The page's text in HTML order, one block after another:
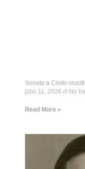
Soneto a Cristo
julio 11, 2026
No
Read More »